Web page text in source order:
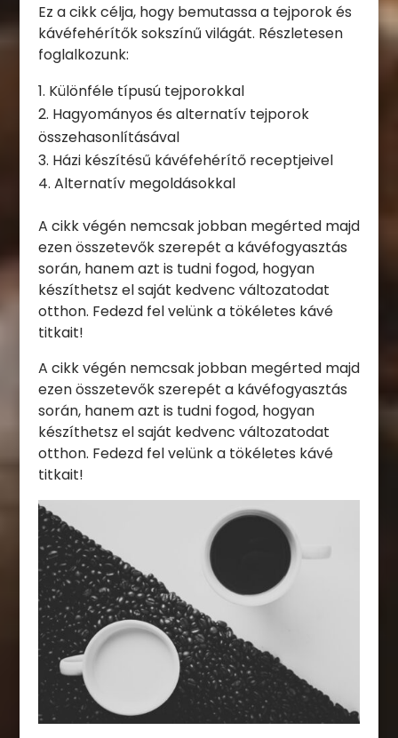
Ez a cikk célja, hogy bemutassa a tejporok és
kávéfehérítők sokszínű világát. Részletesen
foglalkozunk:
Különféle típusú tejporokkal
Hagyományos és alternatív tejporok
összehasonlításával
Házi készítésű kávéfehérítő receptjeivel
Alternatív megoldásokkal
A cikk végén nemcsak jobban megérted majd
ezen összetevők szerepét a kávéfogyasztás
során, hanem azt is tudni fogod, hogyan
készíthetsz el saját kedvenc változatodat
otthon. Fedezd fel velünk a tökéletes kávé
titkait!
A cikk végén nemcsak jobban megérted majd
ezen összetevők szerepét a kávéfogyasztás
során, hanem azt is tudni fogod, hogyan
készíthetsz el saját kedvenc változatodat
otthon. Fedezd fel velünk a tökéletes kávé
titkait!